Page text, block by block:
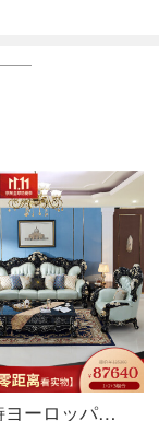
マティ詩ヨーロッパアメリカ式の古典的な中国式の木のソファーは客を歓迎します。松客間ホテル会議場の真皮の家具は富貴です。